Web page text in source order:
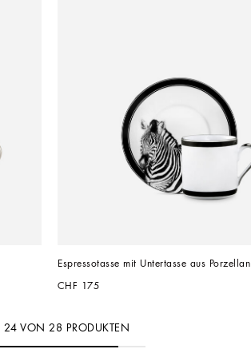
Espressotasse mit Untertasse aus Porzellan
CHF 175
24 VON28 PRODUKTEN